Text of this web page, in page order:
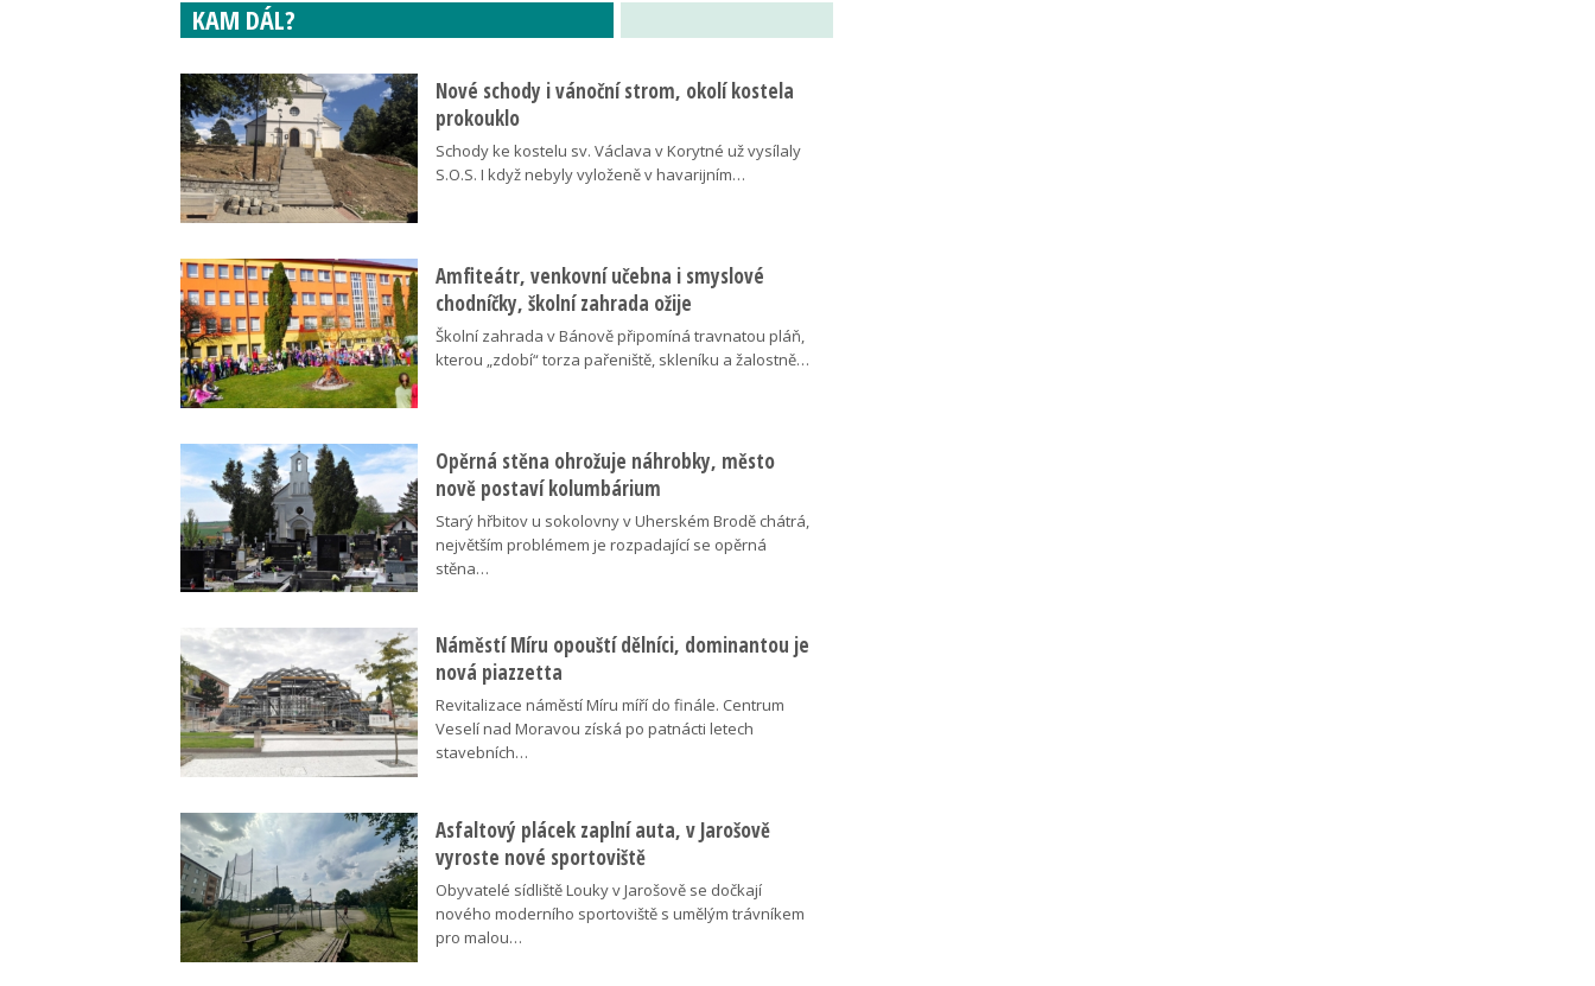
KAM DÁL?
Nové schody i vánoční strom, okolí kostela
prokouklo
Schody ke kostelu sv. Václava v Korytné už vysílaly
S.O.S. I když nebyly vyloženě v havarijním…
Amfiteátr, venkovní učebna i smyslové
chodníčky, školní zahrada ožije
Školní zahrada v Bánově připomíná travnatou pláň,
kterou „zdobí“ torza pařeniště, skleníku a žalostně…
Opěrná stěna ohrožuje náhrobky, město
nově postaví kolumbárium
Starý hřbitov u sokolovny v Uherském Brodě chátrá,
největším problémem je rozpadající se opěrná
stěna…
Náměstí Míru opouští dělníci, dominantou je
nová piazzetta
Revitalizace náměstí Míru míří do finále. Centrum
Veselí nad Moravou získá po patnácti letech
stavebních…
Asfaltový plácek zaplní auta, v Jarošově
vyroste nové sportoviště
Obyvatelé sídliště Louky v Jarošově se dočkají
nového moderního sportoviště s umělým trávníkem
pro malou…